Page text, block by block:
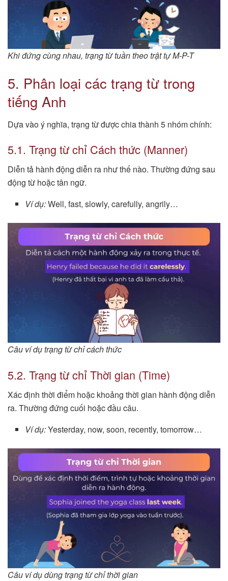
Khi đứng cùng nhau, trạng từ tuần theo trật tự M-P-T
5. Phân loại các trạng từ trong
tiếng Anh
Dựa vào ý nghĩa, trạng từ được chia thành 5 nhóm chính:
5.1. Trạng từ chỉ Cách thức (Manner)
Diễn tả hành động diễn ra như thế nào. Thường đứng sau
động từ hoặc tân ngữ.
Ví dụ:Well, fast, slowly, carefully, angrily…
Câu ví dụ trạng từ chỉ cách thức
5.2. Trạng từ chỉ Thời gian (Time)
Xác định thời điểm hoặc khoảng thời gian hành động diễn
ra. Thường đứng cuối hoặc đầu câu.
Ví dụ:Yesterday, now, soon, recently, tomorrow…
Câu ví dụ dùng trạng từ chỉ thời gian